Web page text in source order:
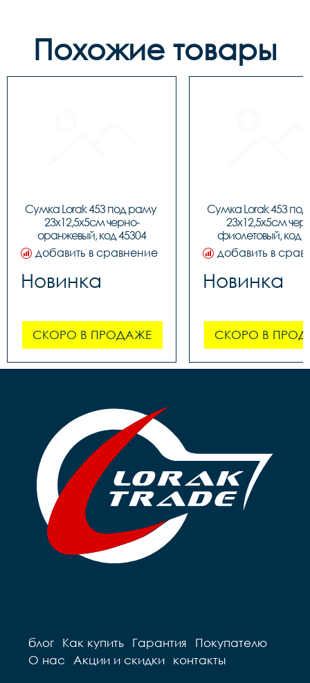
Похожие товары
Сумка Lorak 453 под раму
23х12,5х5см черно-
оранжевый, код 45304
добавить в сравнение
Новинка
СКОРО В ПРОДАЖЕ
Сумка Lorak 453
23х12,5х5см
фиолетовый, код
добавить в
Новинка
СКОРО В
блог Как купить Гарантия
Покупателю
О нас
Акции и скидки контакты